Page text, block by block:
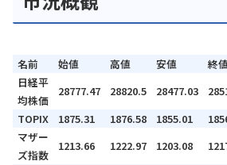
名前 始値 高値 安値 終
日経平
均株価
28777.47 28820.5 28477.03
TOPIX
1875.31 1876.58 1855.01
マザー
ズ指数
1213.66 1222.97 1203.08